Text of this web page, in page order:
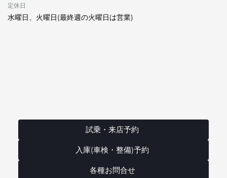
定休日
水曜日、火曜日(最終週の火曜日は営業)
試乗・来店予約
入庫(車検・整備)予約
各種お問合せ